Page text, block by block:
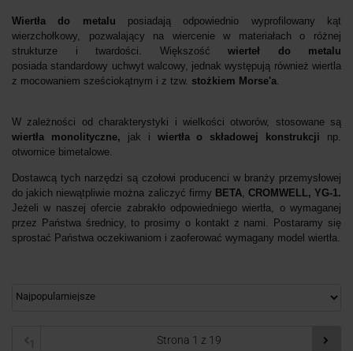
Wiertła do metalu posiadająodpowiednio wyprofilowany kąt
wierzchołkowy, pozwalający na wiercenie w materiałach o różnej
strukturze i twardości. Większość wierteł do metalu
posiada standardowy uchwyt walcowy, jednak występują również wiertla
z mocowaniem sześciokątnym i z tzw. stożkiem Morse'a
W zależności od charakterystyki i wielkości otworów, stosowane są
wiertła monolityczne, jak i wiertła o składowej konstrukcji np.
otwornice bimetalowe.
Dostawcą tych narzędzi są czołowi producenci w branży przemysłowej
do jakich niewątpliwie można zaliczyć firmy BETA, CROMWELL, YG-1.
Jeżeli w naszej ofercie zabrakło odpowiedniego wiertła, o wymaganej
przez Państwa średnicy, to prosimy o kontakt z nami. Postaramy się
sprostać Państwa oczekiwaniom i zaoferować wymagany model wiertła.
1